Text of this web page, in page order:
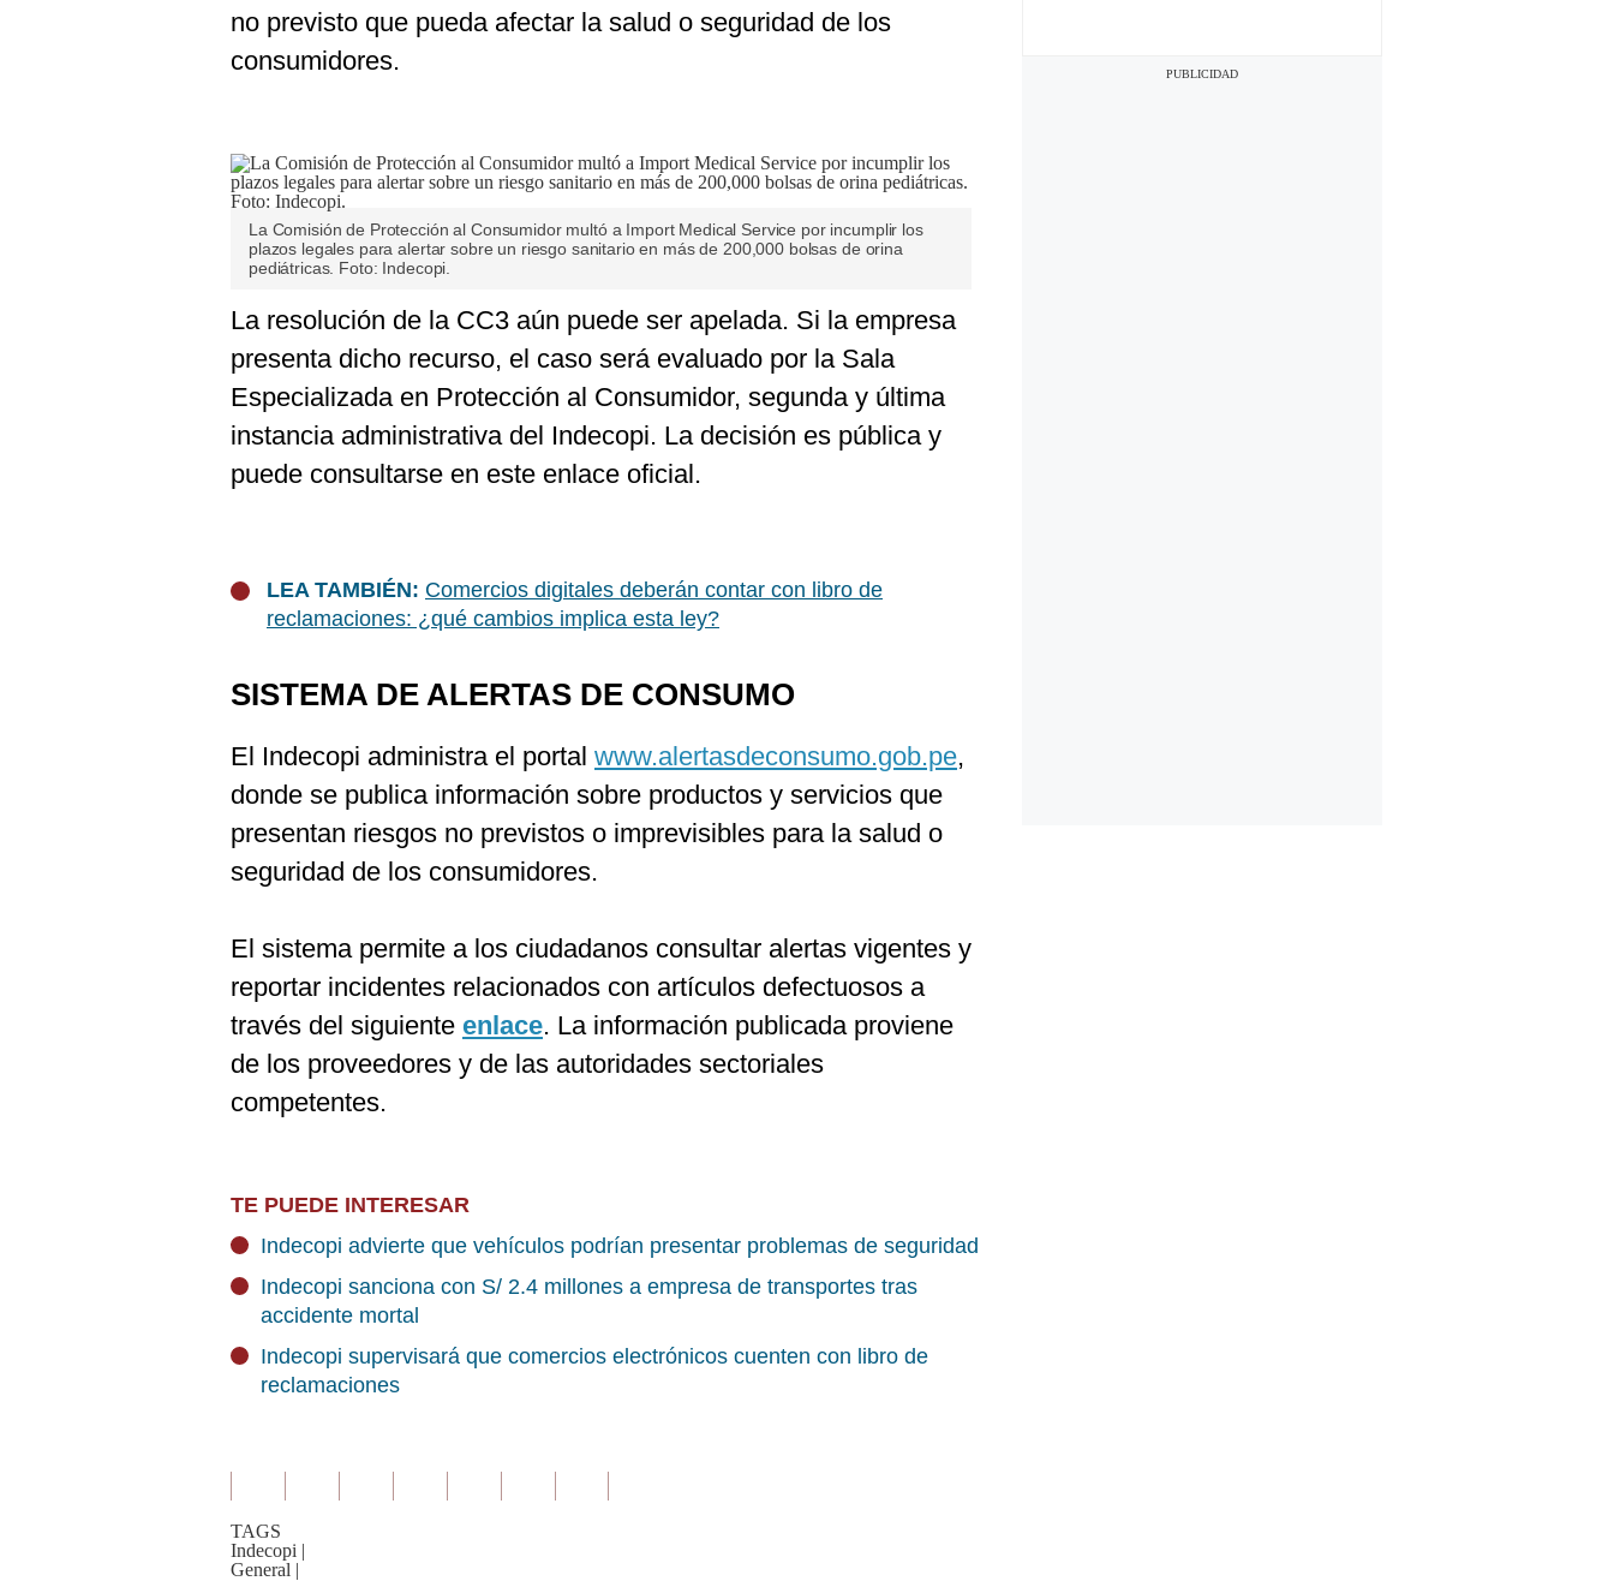
no previsto que pueda afectar la salud o seguridad de los
consumidores.
La Comisión de Protección al Consumidor multó a Import Medical Service por incumplir los
plazos legales para alertar sobre un riesgo sanitario en más de 200,000 bolsas de orina
pediátricas. Foto: Indecopi.
La resolución de la CC3 aún puede ser apelada. Si la empresa
presenta dicho recurso, el caso será evaluado por la Sala
Especializada en Protección al Consumidor, segunda y última
instancia administrativa del Indecopi. La decisión es pública y
puede consultarse en este enlace oficial.
LEA TAMBIÉN: Comercios digitales deberán contar con libro de
reclamaciones: ¿qué cambios implica esta ley?
SISTEMA DE ALERTAS DE CONSUMO
El Indecopi administra el portal www.alertasdeconsumo.gob.pe,
donde se publica información sobre productos y servicios que
presentan riesgos no previstos o imprevisibles para la salud o
seguridad de los consumidores.
El sistema permite a los ciudadanos consultar alertas vigentes y
reportar incidentes relacionados con artículos defectuosos a
través del siguiente enlace. La información publicada proviene
de los proveedores y de las autoridades sectoriales
competentes.
TE PUEDE INTERESAR
Indecopi advierte que vehículos podrían presentar problemas de seguridad
Indecopi sanciona con S/ 2.4 millones a empresa de transportes tras
accidente mortal
Indecopi supervisará que comercios electrónicos cuenten con libro de
reclamaciones
TAGS
Indecopi |
General |